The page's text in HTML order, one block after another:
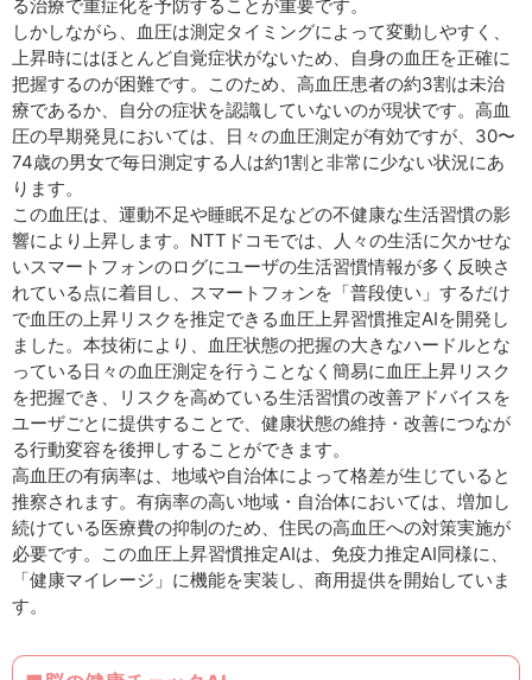
る治療で重症化を予防することが重要です。
しかしながら、血圧は測定タイミングによって変動しやすく、
上昇時にはほとんど自覚症状がないため、自身の血圧を正確に
把握するのが困難です。このため、高血圧患者の約3割は未治
療であるか、自分の症状を認識していないのが現状です。高血
圧の早期発見においては、日々の血圧測定が有効ですが、30〜
74歳の男女で毎日測定する人は約1割と非常に少ない状況にあ
ります。
この血圧は、運動不足や睡眠不足などの不健康な生活習慣の影
響により上昇します。NTTドコモでは、人々の生活に欠かせな
いスマートフォンのログにユーザの生活習慣情報が多く反映さ
れている点に着目し、スマートフォンを「普段使い」するだけ
で血圧の上昇リスクを推定できる血圧上昇習慣推定AIを開発し
ました。本技術により、血圧状態の把握の大きなハードルとな
っている日々の血圧測定を行うことなく簡易に血圧上昇リスク
を把握でき、リスクを高めている生活習慣の改善アドバイスを
ユーザごとに提供することで、健康状態の維持・改善につなが
る行動変容を後押しすることができます。
高血圧の有病率は、地域や自治体によって格差が生じていると
推察されます。有病率の高い地域・自治体においては、増加し
続けている医療費の抑制のため、住民の高血圧への対策実施が
必要です。この血圧上昇習慣推定AIは、免疫力推定AI同様に、
「健康マイレージ」に機能を実装し、商用提供を開始していま
す。